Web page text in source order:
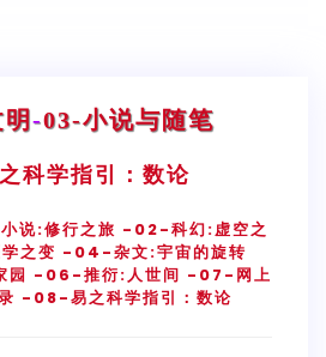
-03-小说与随笔
科学指引：数论
说:修行之旅 -02-科幻:虚空之
之变 -04-杂文:宇宙的旋转
园 -06-推衍:人世间 -07-网上
-08-易之科学指引：数论